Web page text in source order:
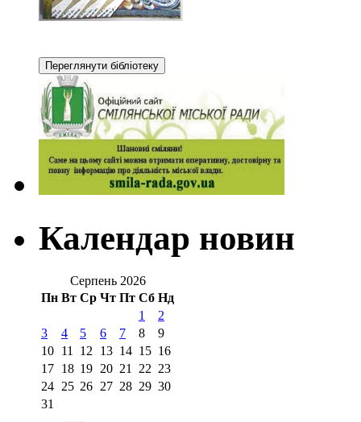
Календар новин
Серпень 2026
Пн Вт Ср Чт Пт Сб Нд
1
2
3
4 5 6 7 8
9
10 11 12 13 14 15 16
17 18 19 20 21 22 23
24 25 26 27 28 29 30
31